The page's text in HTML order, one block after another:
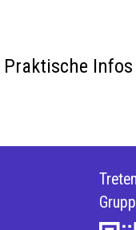
Praktische Infos